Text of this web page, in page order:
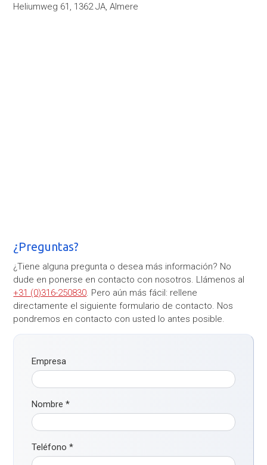
Heliumweg 61, 1362 JA, Almere
¿Preguntas?
¿Tiene alguna pregunta o desea más información? No
dude en ponerse en contacto con nosotros. Llámenos al
+31 (0)316-250830. Pero aún más fácil: rellene
directamente el siguiente formulario de contacto. Nos
pondremos en contacto con usted lo antes posible.
Empresa
Nombre*
Teléfono*